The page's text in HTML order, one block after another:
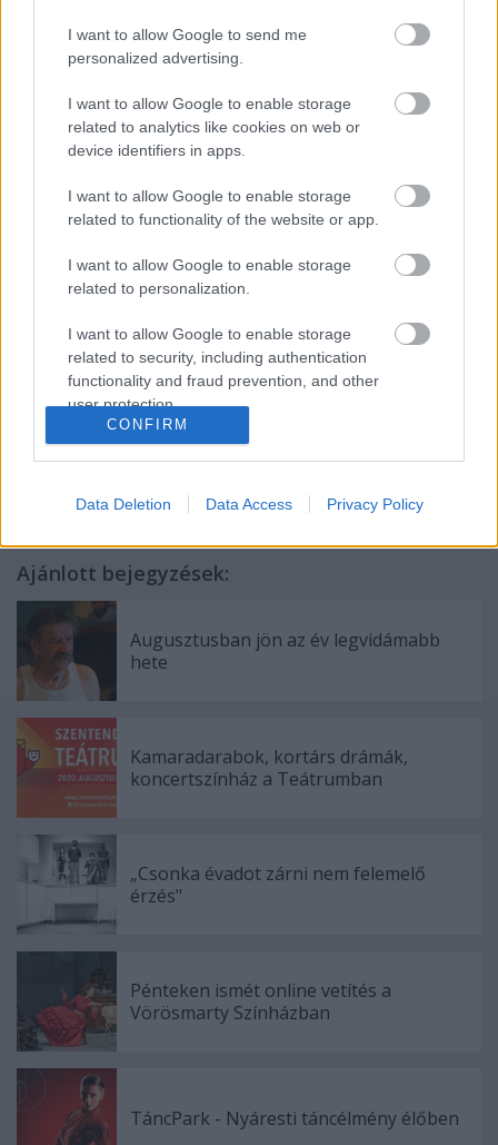
I want to allow Google to send me
personalized advertising.
I want to allow Google to enable storage
related to analytics like cookies on web or
device identifiers in apps.
I want to allow Google to enable storage
related to functionality of the website or app.
I want to allow Google to enable storage
related to personalization.
I want to allow Google to enable storage
related to security, including authentication
functionality and fraud prevention, and other
user protection.
CONFIRM
Data Deletion Data Access Privacy Policy
Díszlet:MENCZEL RÓBERT
Dramaturg:DERES PÉTER
LUKÁCS PÉTER
Asszisztens:VÁRNAI ILDIKÓ
Súgó:BÁLINT ÉVA
Bemutató: 2006. március 25.
Fényképek: Szilágyi Lóránt
Forrás: Vígszínház
Ajánlott bejegyzések:
Augusztusban jön az év legvidámabb
hete
Kamaradarabok, kortárs drámák,
koncertszínház a Teátrumban
„Csonka évadot zárni nem felemelő
érzés"
Pénteken ismét online vetítés a
Vörösmarty Színházban
TáncPark - Nyáresti táncélmény élőben